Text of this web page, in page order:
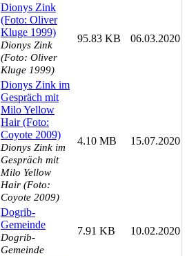
Dionys Zink
(Foto: Oliver
Kluge 1999)
Dionys Zink
(Foto: Oliver
Kluge 1999)
95.83 KB 06.03.2020
Dionys Zink im
Gespräch mit
Milo Yellow
Hair (Foto:
Coyote 2009)
Dionys Zink im
Gespräch mit
Milo Yellow
Hair (Foto:
Coyote 2009)
4.10 MB 15.07.2020
Dogrib-
Gemeinde
Dogrib-
Gemeinde
7.91 KB 10.02.2020